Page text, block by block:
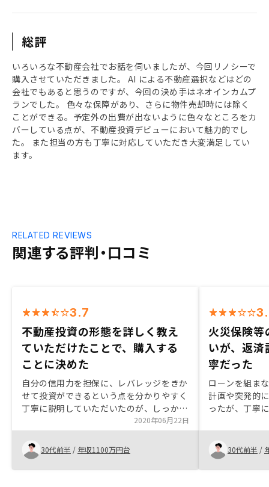
総評
いろいろな不動産会社でお話を伺いましたが、今回リノシーで
購入させていただきました。 AI による不動産選択などはどの
会社でもあると思うのですが、今回の決め手はネオインカムプ
ランでした。 色々な保障があり、さらに物件売却時には除く
ことができる。予定外の出費が出ないように色々なところをカ
バーしている点が、不動産投資デビューにおいて魅力的でし
た。 また担当の方も丁寧に対応していただき大変満足してい
ます。
関連する評判・口コミ
RELATED REVIEWS
3.7
不動産投資の形態を詳しく教え
ていただけたことで、購入する
ことに決めた
自分の信用力を担保に、レバレッジをきか
せて投資ができるという点を分かりやすく
丁寧に説明していただいたのが、しっかり
と本業でやって来たことが評価されている
ようで、投資出来ることのステータスも感
じ、購入するに至りました。やはり、購入
する前と購入した後の温度感は、差が出る
気がするので、カスタマーサクセスチーム
2020年06月22日
30代前半 / 年収1100万円台
火災保険等
いが、返
寧だった
ローンを組ま
計画や突発的
ったが、丁寧
てもう少し詳
入したら自動
いた。
30代前半 /